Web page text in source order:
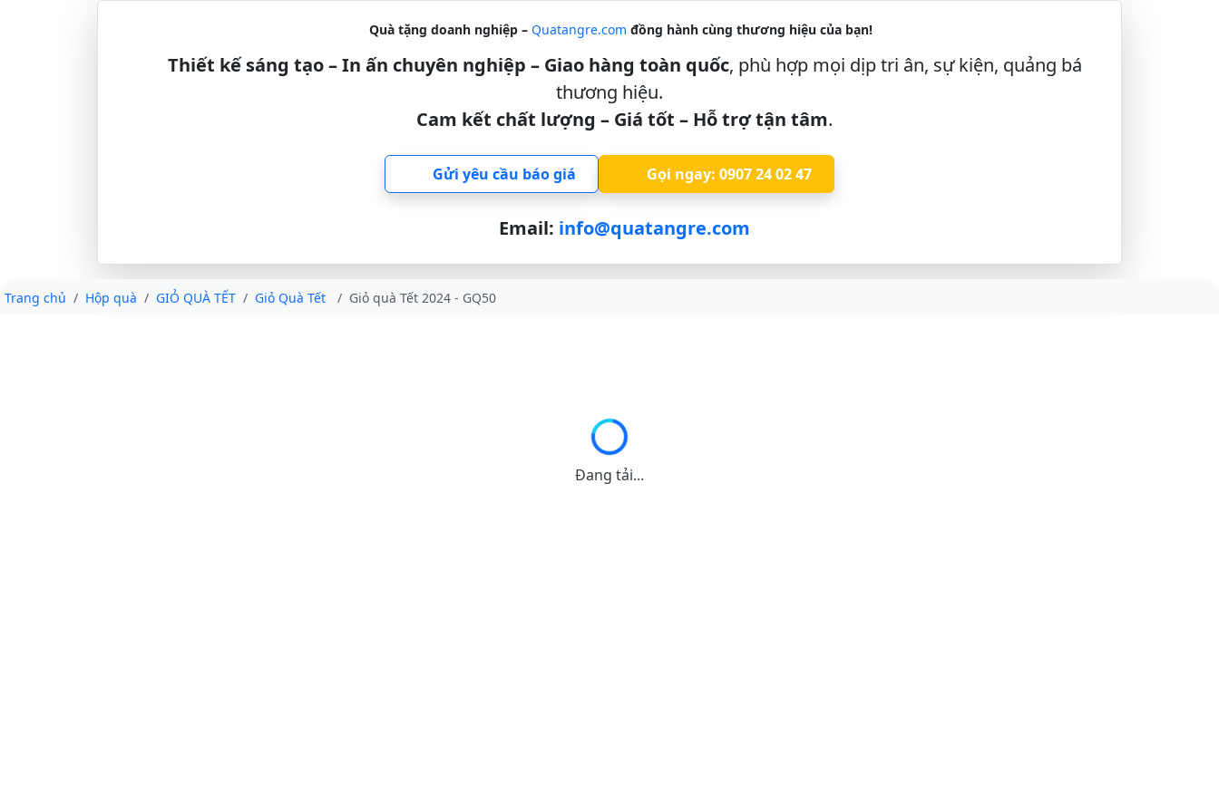
Quà tặng doanh nghiệp –Quatangre.com đồng hành cùng thương hiệu của bạn!
Thiết kế sáng tạo – In ấn chuyên nghiệp – Giao hàng toàn quốc, phù hợp mọi dịp tri ân, sự kiện, quảng bá
thương hiệu.
Cam kết chất lượng – Giá tốt – Hỗ trợ tận tâm.
Gửi yêu cầu báo giá Gọi ngay: 0907 24 02 47
Email: info@quatangre.com
Trang chủ Hộp quà GIỎ QUÀ TẾT Giỏ Quà Tết Giỏ quà Tết 2024 - GQ50
Đang tải...